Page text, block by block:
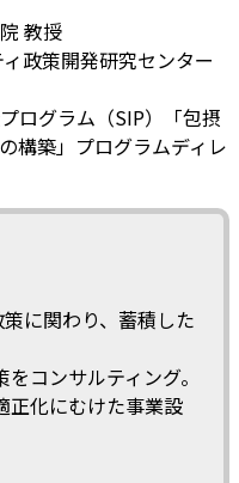
教授
政策開発研究センター
ログラム（SIP）「包摂
構築」プログラムディレ
に関わり、蓄積した
コンサルティング。
正化にむけた事業設